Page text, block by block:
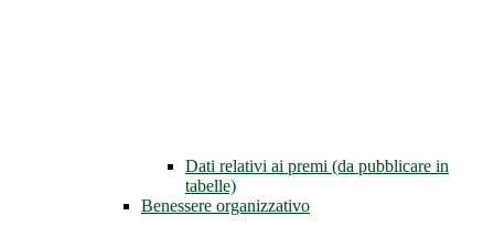
Dati relativi ai premi (da pubblicare in
tabelle)
Benessere organizzativo